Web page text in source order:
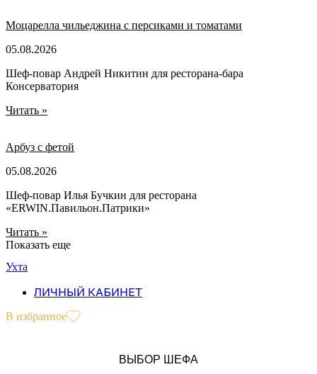
Моцарелла чильеджина с персиками и томатами
05.08.2026
Шеф-повар Андрей Никитин для ресторана-бара
Консерватория
Читать »
Арбуз с фетой
05.08.2026
Шеф-повар Илья Бучкин для ресторана
«ERWIN.Павильон.Патрики»
Читать »
Показать еще
Ухта
ЛИЧНЫЙ КАБИНЕТ
В избранное
ВЫБОР ШЕФА